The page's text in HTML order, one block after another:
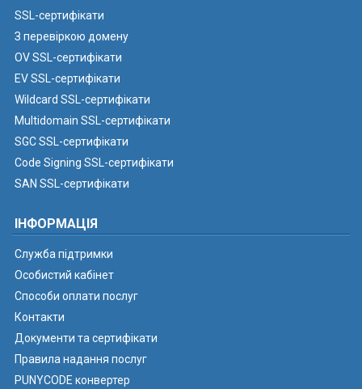
SSL-сертифікати
З перевіркою домену
OV SSL-сертифікати
EV SSL-сертифікати
Wildcard SSL-сертифікати
Multidomain SSL-сертифікати
SGC SSL-сертифікати
Code Signing SSL-сертифікати
SAN SSL-сертифікати
ІНФОРМАЦІЯ
Служба підтримки
Особистий кабінет
Способи оплати послуг
Контакти
Документи та сертифікати
Правила надання послуг
PUNYCODE конвертер